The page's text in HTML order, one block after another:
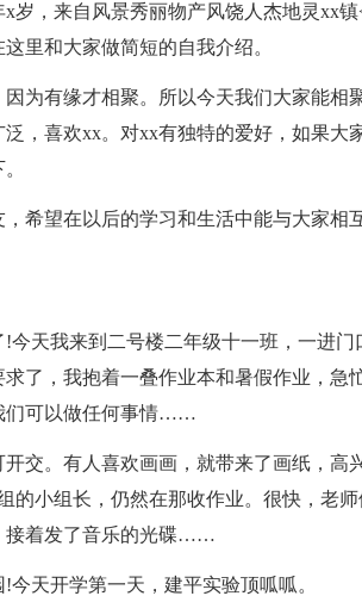
，来自风景秀丽物产风饶人杰地灵xx镇
里和大家做简短的自我介绍。
有缘才相聚。所以今天我们大家能相聚
，喜欢xx。对xx有独特的爱好，如果大
望在以后的学习和生活中能与大家相
天我来到二号楼二年级十一班，一进门
了，我抱着一叠作业本和暑假作业，急
们可以做任何事情……
。有人喜欢画画，就带来了画纸，高
的小组长，仍然在那收作业。很快，老
接着发了音乐的光碟……
天开学第一天，建平实验顶呱呱。